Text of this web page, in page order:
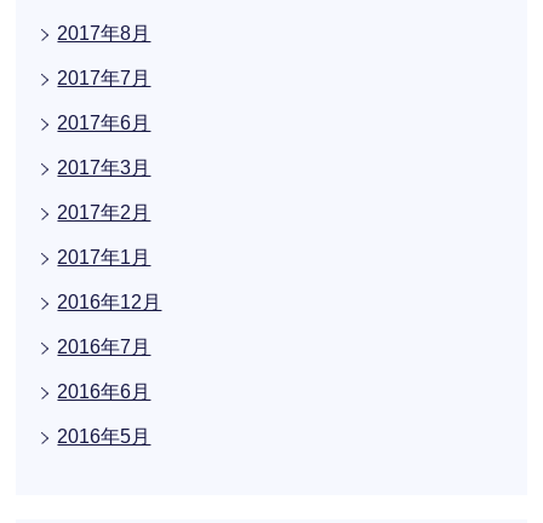
2017年8月
2017年7月
2017年6月
2017年3月
2017年2月
2017年1月
2016年12月
2016年7月
2016年6月
2016年5月